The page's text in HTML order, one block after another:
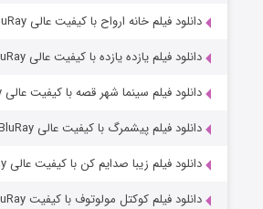
دانلود فیلم خانه ارواح با کیفیت عالی BluRay
دانلود فیلم یازده یازده با کیفیت عالی BluRay
دانلود فیلم سینما شهر قصه با کیفیت عالی BluRay
دانلود فیلم پیشمرگ با کیفیت عالی BluRay
دانلود فیلم زیبا صدایم کن با کیفیت عالی BluRay
دانلود فیلم کوکتل مولوتوف با کیفیت BluRay